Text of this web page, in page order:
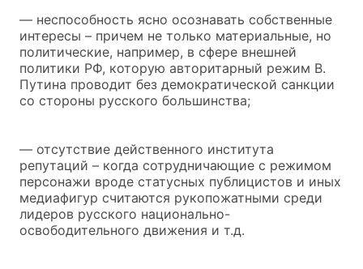
— неспособность ясно осознавать собственные
интересы – причем не только материальные, но
политические, например, в сфере внешней
политики РФ, которую авторитарный режим В.
Путина проводит без демократической санкции
со стороны русского большинства;
— отсутствие действенного института
репутаций – когда сотрудничающие с режимом
персонажи вроде статусных публицистов и иных
медиафигур считаются рукопожатными среди
лидеров русского национально-
освободительного движения и т.д.